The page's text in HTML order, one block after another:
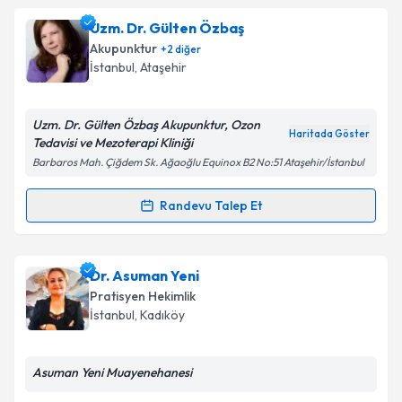
Takvim Talebini Gönder
Dr. Dilek İnan için randevu takvimi talebi oluşturun.
Size bu uzmandan randevu almanız için bir takvim
hazırlandığında e-posta ile bilgilendireceğiz.
Kişisel verilerimin işlenmesine ilişkinAydınlatma
'ni okudum ve kişisel verilerimin belirtilen
kapsamda işlenmesini kabul ediyorum.
Takvim Talebini Gönder
Uzm. Dr. Gülten Özbaş
Akupunktur +2 diğer
İstanbul, Ataşehir
Uzm. Dr. Gülten Özbaş Akupunktur, Ozon
Tedavisi ve Mezoterapi Kliniği
Haritada Göster
Barbaros Mah. Çiğdem Sk. Ağaoğlu Equinox B2 No:51 Ataşehir/İstanbul
Randevu Talep Et
Randevu Takvimi Talebi
Uzm. Dr. Gülten Özbaş
oluşturun. Size bu uzmandan randevu almanız için bir
takvim hazırlandığında e-posta ile bilgilendireceğiz.
Dr. Asuman Yeni
Pratisyen Hekimlik
İstanbul, Kadıköy
Asuman Yeni Muayenehanesi